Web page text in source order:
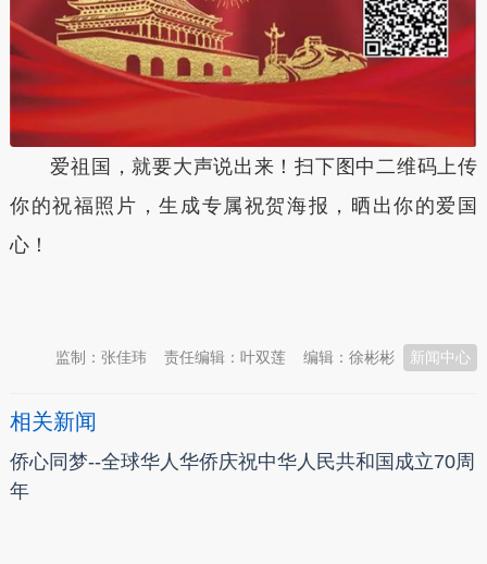
爱祖国，就要大声说出来！扫下图中二维码上传
你的祝福照片，生成专属祝贺海报，晒出你的爱国
心！
新闻中心
编辑：徐彬彬
责任编辑：叶双莲
监制：张佳玮
相关新闻
侨心同梦--全球华人华侨庆祝中华人民共和国成立70周
年